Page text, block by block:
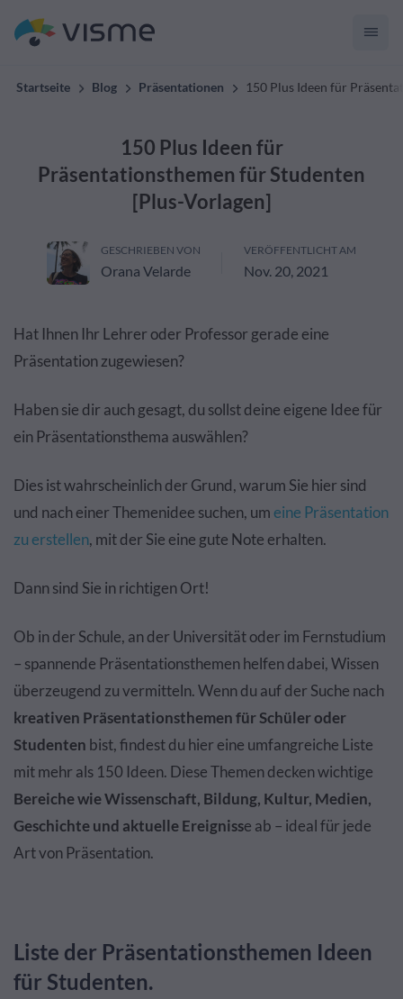
Startseite Blog Präsentationen 150 Plus Ideen für
150 Plus Ideen für
Präsentationsthemen für Studenten
[Plus-Vorlagen]
GESCHRIEBEN VON
Orana Velarde
VERÖFFENTLICHT AM
Nov. 20, 2021
Hat Ihnen Ihr Lehrer oder Professor gerade eine
Präsentation zugewiesen?
Haben sie dir auch gesagt, du sollst deine eigene Idee für
ein Präsentationsthema auswählen?
Dies ist wahrscheinlich der Grund, warum Sie hier sind
und nach einer Themenidee suchen, umeine Präsentation
zu erstellen, mit der Sie eine gute Note erhalten.
Dann sind Sie in richtigen Ort!
Ob in der Schule, an der Universität oder im Fernstudium
– spannende Präsentationsthemen helfen dabei, Wissen
überzeugend zu vermitteln.Wenn du auf der Suche nach
kreativen Präsentationsthemen für Schüler oder
Studenten bist, findest du hier eine umfangreiche Liste
mit mehr als 150 Ideen. Diese Themen decken wichtige
Bereiche wie Wissenschaft, Bildung, Kultur, Medien,
Geschichte und aktuelle Ereignisse ab – ideal für jede
Art von Präsentation.
Liste der Präsentationsthemen Ideen
für Studenten.